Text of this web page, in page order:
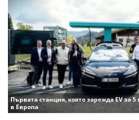
Първата станция, която зарежда EV за
в Европа